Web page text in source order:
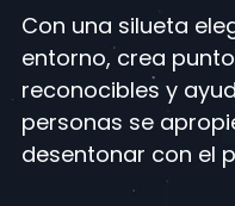
Con una silueta
entorno, crea
reconocibles y
personas se
desentonar con el